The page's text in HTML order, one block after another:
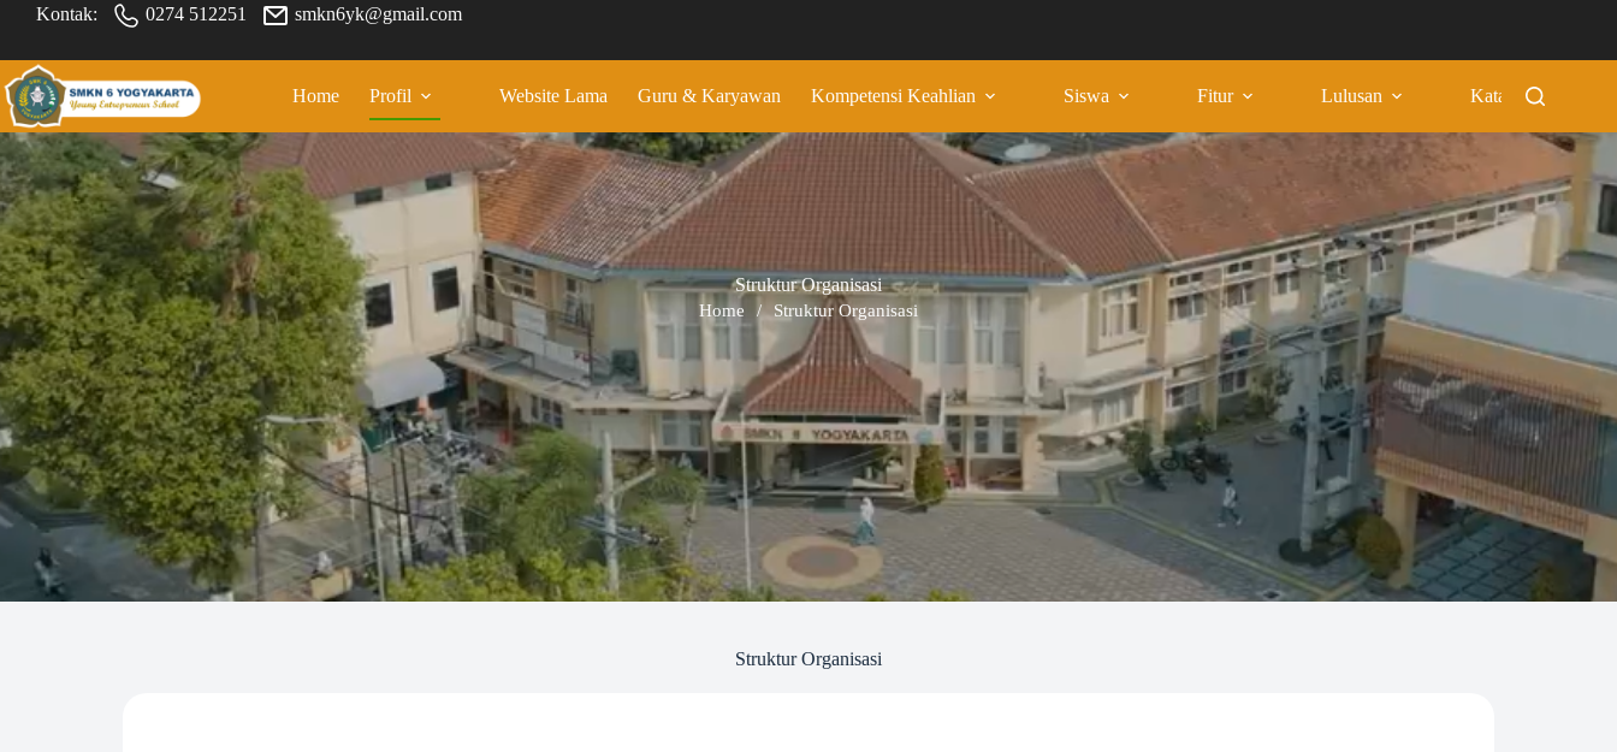
Kontak: 0274 512251 smkn6yk@gmail.com
Home Profil Website Lama Guru & Karyawan Kompetensi Keahlian Siswa Fitur Lulusan Katalog
Struktur Organisasi
Home / Struktur Organisasi
Struktur Organisasi